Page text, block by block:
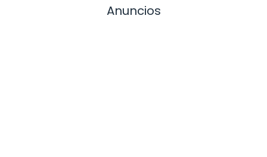
Anuncios